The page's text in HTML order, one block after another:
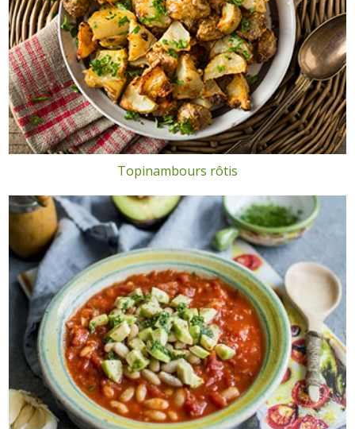
Topinambours rôtis